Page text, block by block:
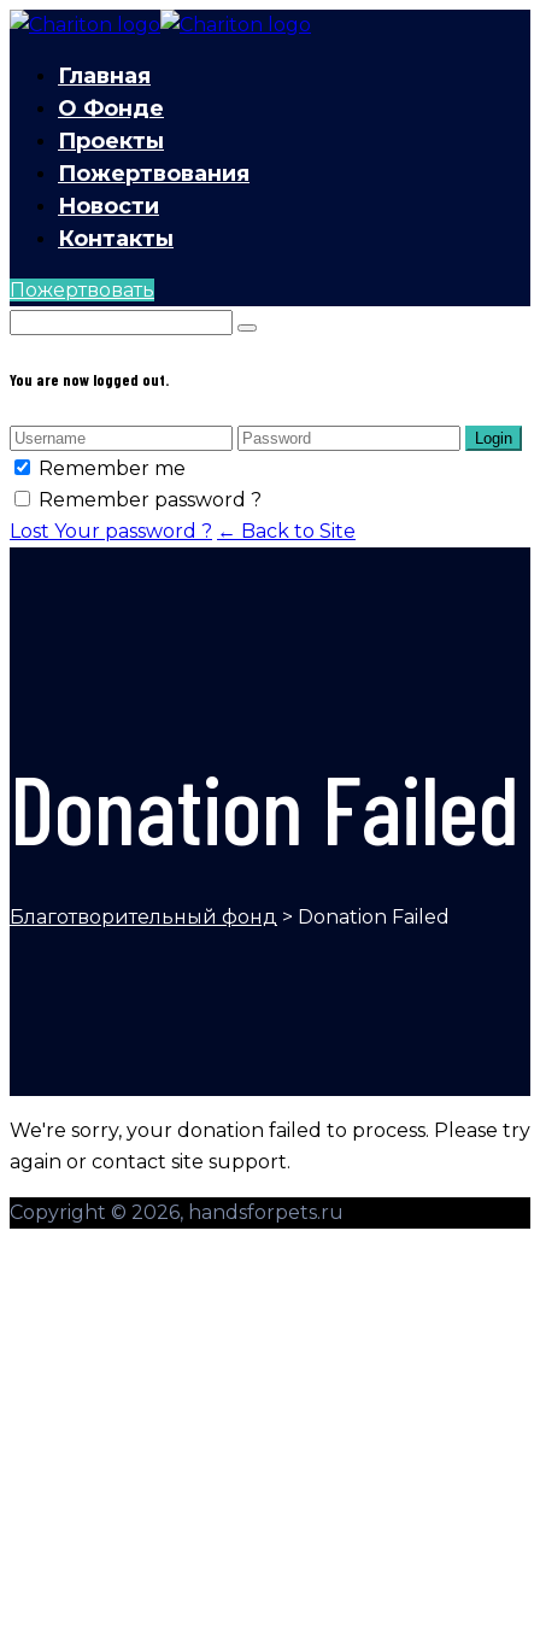
Главная
О Фонде
Проекты
Пожертвования
Новости
Контакты
Пожертвовать
You are now logged out.
Login
Remember me
Remember password ?
Lost Your password ? ← Back to Site
Donation Failed
Благотворительный фонд > Donation Failed
We're sorry, your donation failed to process. Please try
again or contact site support.
Copyright © 2026, handsforpets.ru